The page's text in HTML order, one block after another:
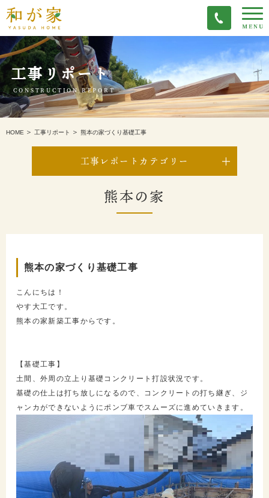
工事リポート
CONSTRUCTION REPORT
HOME 工事リポート 熊本の家づくり基礎工事
工事レポートカテゴリー
熊本の家
熊本の家づくり基礎工事
こんにちは！
やす大工です。
熊本の家新築工事からです。
【基礎工事】
土間、外周の立上り基礎コンクリート打設状況です。
基礎の仕上は打ち放しになるので、コンクリートの打ち継ぎ、ジ
ャンカができないようにポンブ車でスムーズに進めていきます。